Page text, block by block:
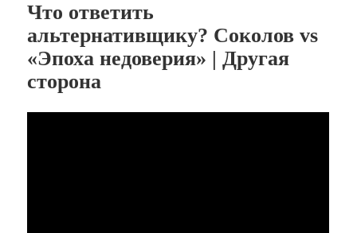
Что ответить
альтернативщику? Соколов vs
«Эпоха недоверия» | Другая
сторона